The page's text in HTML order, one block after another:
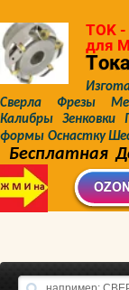
TOK
для
Сверла Фрезы
Калибры
формы Оснастку
Бесплатная